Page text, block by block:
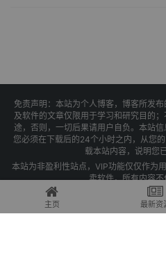
免责声明：本站为个人博客，博客所发
及软件的文章仅限用于学习和研究目的
途，否则，一切后果请用户自负。本站信
您必须在下载后的24个小时之内，从您
载本站内容，说明您
本站为非盈利性站点，VIP功能仅仅作为
卖软件，所有内容
Copyright © 2025 果核剥壳 -
主页 最新资